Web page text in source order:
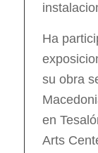
Ha
su obra
en
Arts